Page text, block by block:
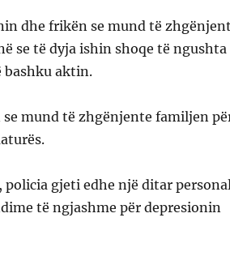
dhe frikën se mund të
se të dyja ishin shoqe të ngushta
bashku aktin.
mund të zhgënjente familjen
policia gjeti edhe një ditar
të ngjashme për depresionin